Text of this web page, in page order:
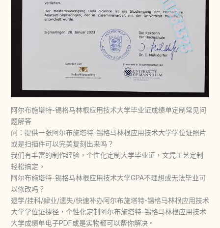
阿尔布施塔特-锡格马林根应用技术大学毕业证成绩单定制常见问
题解答
问：提供一张阿尔布施塔特-锡格马林根应用技术大学学位证照片
或是扫描件可以完美复刻出来吗？
我们有丰富的制作经验，个性化定制大学毕业证，文凭工艺定制
轻松搞定。
阿尔布施塔特-锡格马林根应用技术大学GPA不理想或无法毕业可
以修改吗？
退学/挂科/肄业/遗失/快速补办阿尔布施塔特-锡格马林根应用技术
大学学位证捷径，个性化定制阿尔布施塔特-锡格马林根应用技术
大学成绩单电子PDF或是实物都可以帮你解决。